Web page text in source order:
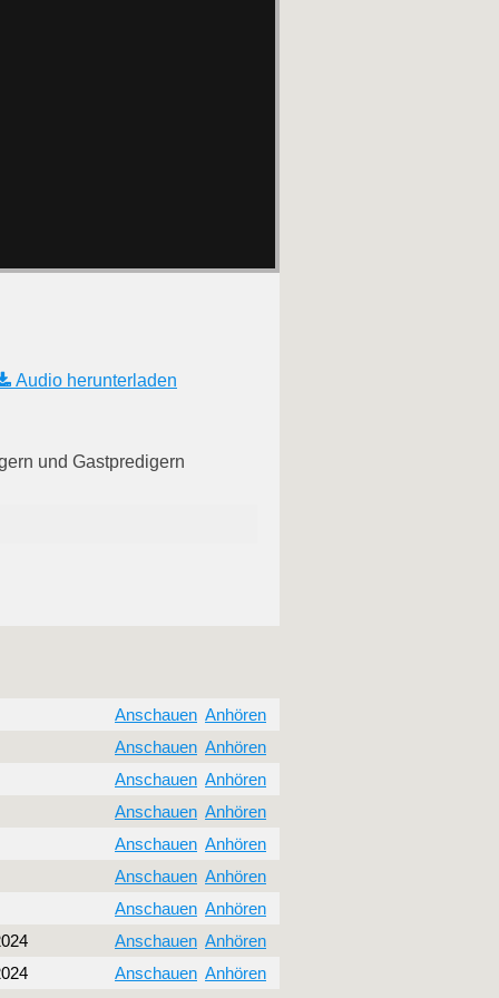
Audio herunterladen
und Gastpredigern
Anschauen Anhören
Anschauen Anhören
Anschauen Anhören
Anschauen Anhören
Anschauen Anhören
Anschauen Anhören
Anschauen Anhören
Anschauen Anhören
Anschauen Anhören